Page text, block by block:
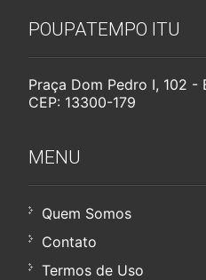
POUPATEMPO ITU
Praça Dom Pedro I, 102
CEP: 13300-179
MENU
Quem Somos
Contato
Termos de Uso